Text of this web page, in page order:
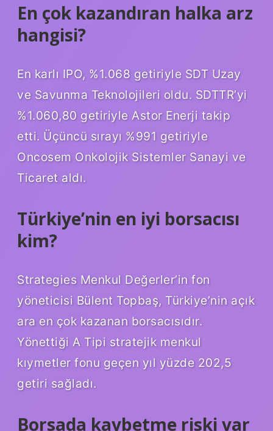
En çok kazandıran halka arz
hangisi?
En karlı IPO, %1.068 getiriyle SDT Uzay
ve Savunma Teknolojileri oldu. SDTTR’yi
%1.060,80 getiriyle Astor Enerji takip
etti. Üçüncü sırayı %991 getiriyle
Oncosem Onkolojik Sistemler Sanayi ve
Ticaret aldı.
Türkiye’nin en iyi borsacısı
kim?
Strategies Menkul Değerler’in fon
yöneticisi Bülent Topbaş, Türkiye’nin açık
ara en çok kazanan borsacısıdır.
Yönettiği A Tipi stratejik menkul
kıymetler fonu geçen yıl yüzde 202,5 ​​
getiri sağladı.
Borsada kaybetme riski var